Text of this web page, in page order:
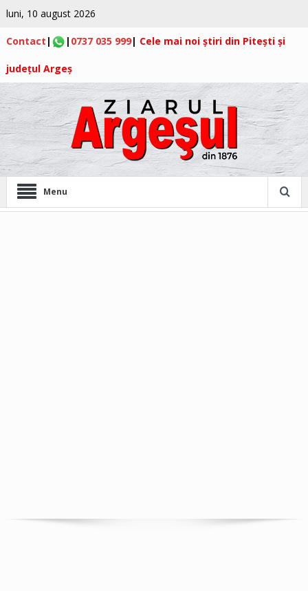
luni, 10 august 2026
Contact | | 0737 035 999| Cele mai noi știri din Pitești și
județul Argeș
Menu